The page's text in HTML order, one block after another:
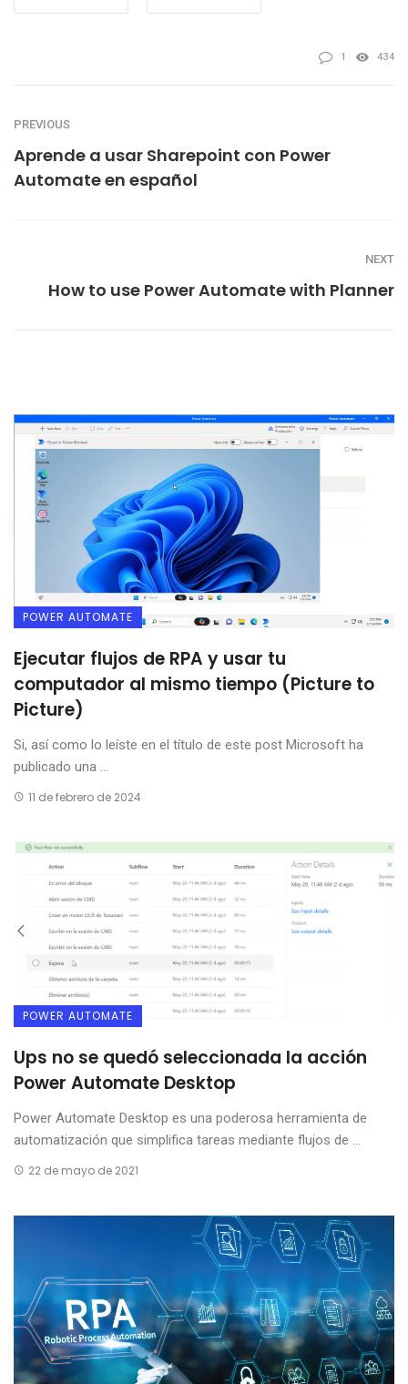
1 434
PREVIOUS
Aprende a usar Sharepoint con Power
Automate en español
NEXT
How to use Power Automate with Planner
POWER AUTOMATE
Ejecutar flujos de RPA y usar tu
computador al mismo tiempo (Picture to
Picture)
Si, así como lo leíste en el título de este post Microsoft ha
publicado una ...
11 de febrero de 2024
POWER AUTOMATE
Ups no se quedó seleccionada la acción
Power Automate Desktop
Power Automate Desktop es una poderosa herramienta de
automatización que simplifica tareas mediante flujos de ...
22 de mayo de 2021